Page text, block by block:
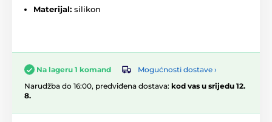
Materijal: silikon
Na lageru 1 komand
Mogućnosti dostave ›
Narudžba do 16:00, predviđena dostava: kod vas u srijedu 12.
8.